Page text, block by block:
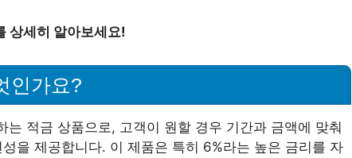
상세히 알아보세요!
인가요?
는 적금 상품으로, 고객이 원할 경우 기간과 금액에 맞춰
을 제공합니다. 이 제품은 특히 6%라는 높은 금리를 자